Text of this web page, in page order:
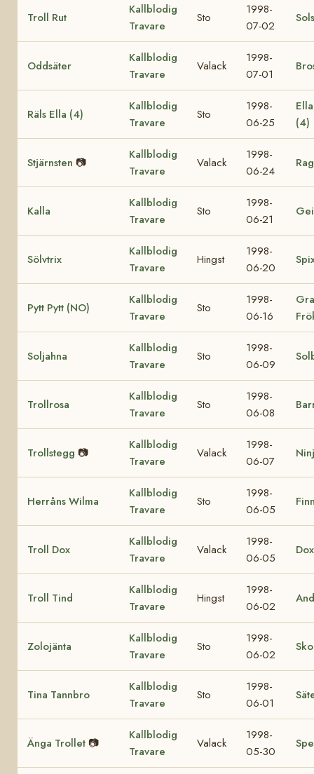
Troll Rut
Kallblodig
Travare
Sto
1998-
07-02
Oddsäter
Kallblodig
Travare
Valack
1998-
07-01
Räls Ella (4)
Kallblodig
Travare
Sto
1998-
06-25
(4)
Stjärnsten 📷
Kallblodig
Travare
Valack
1998-
06-24
Kalla
Kallblodig
Travare
Sto
1998-
06-21
Sölvtrix
Kallblodig
Travare
Hingst
1998-
06-20
Pytt Pytt (NO)
Kallblodig
Travare
Sto
1998-
06-16
Soljahna
Kallblodig
Travare
Sto
1998-
06-09
Trollrosa
Kallblodig
Travare
Sto
1998-
06-08
Trollstegg 📷
Kallblodig
Travare
Valack
1998-
06-07
Herråns Wilma
Kallblodig
Travare
Sto
1998-
06-05
Troll Dox
Kallblodig
Travare
Valack
1998-
06-05
Troll Tind
Kallblodig
Travare
Hingst
1998-
06-02
Zolojänta
Kallblodig
Travare
Sto
1998-
06-02
Tina Tannbro
Kallblodig
Travare
Sto
1998-
06-01
Änga Trollet 📷
Kallblodig
Travare
Valack
1998-
05-30